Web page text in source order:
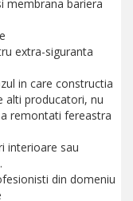
membrana bariera
extra-siguranta
in care constructia
alti producatori, nu
remontati fereastra
interioare sau
din domeniu